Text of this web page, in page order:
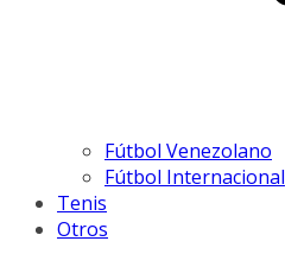
Fútbol Venezolano
Fútbol Internacional
Tenis
Otros